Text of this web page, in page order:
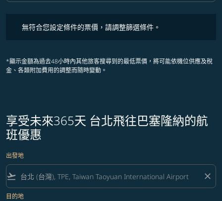
無符合您設定條件的票價，請調整篩選條件。
*顯示金額為過去48小時內其他旅客搜尋到的最低票價，將可能依機位供應及稅
金、各類附加費用的調整而隨時變動。
享受未來365天 台北飛往巴塞隆納的航
班優惠
出發地
flight_takeoff close
目的地